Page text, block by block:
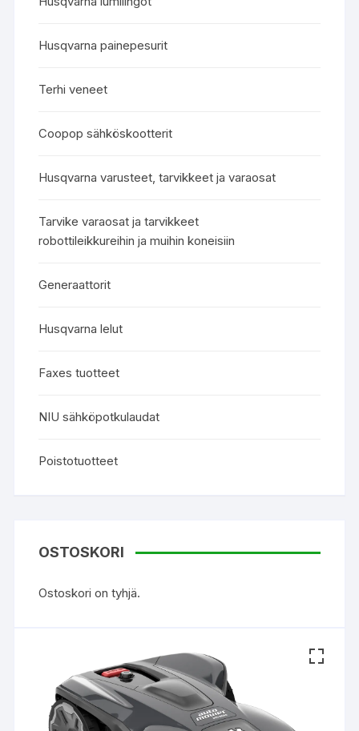
Husqvarna painepesurit
Terhi veneet
Coopop sähköskootterit
Husqvarna varusteet, tarvikkeet ja varaosat
Tarvike varaosat ja tarvikkeet
robottileikkureihin ja muihin koneisiin
Generaattorit
Husqvarna lelut
Faxes tuotteet
NIU sähköpotkulaudat
Poistotuotteet
OSTOSKORI
Ostoskori on tyhjä.